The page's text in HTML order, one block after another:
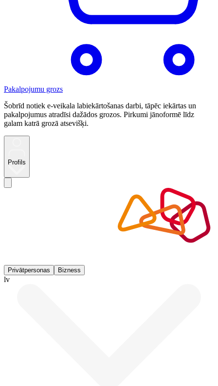
Pakalpojumu grozs
Šobrīd notiek e-veikala labiekārtošanas darbi, tāpēc iekārtas un
pakalpojumus atradīsi dažādos grozos. Pirkumi jānoformē līdz
galam katrā grozā atsevišķi.
Profils
Privātpersonas Bizness
lv